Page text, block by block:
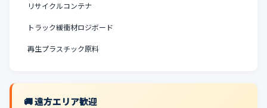
リサイクルコンテナ
トラック緩衝材ロジボード
再生プラスチック原料
🚚 遠方エリア歓迎